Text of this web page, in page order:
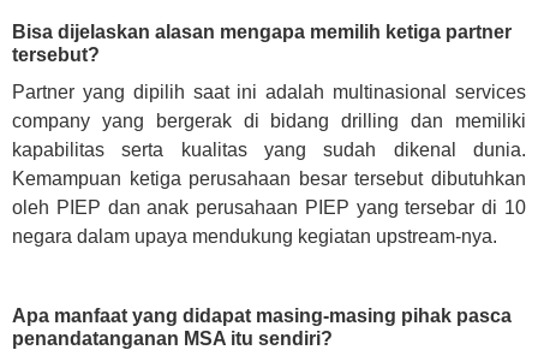
Bisa dijelaskan alasan mengapa memilih ketiga partner
tersebut?
Partner yang dipilih saat ini adalah multinasional services
company yang bergerak di bidang drilling dan memiliki
kapabilitas serta kualitas yang sudah dikenal dunia.
Kemampuan ketiga perusahaan besar tersebut dibutuhkan
oleh PIEP dan anak perusahaan PIEP yang tersebar di 10
negara dalam upaya mendukung kegiatan upstream-nya.
Apa manfaat yang didapat masing-masing pihak pasca
penandatanganan MSA itu sendiri?